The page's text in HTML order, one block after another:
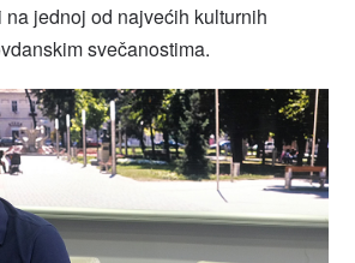
jednoj od najvećih kulturnih
svečanostima.